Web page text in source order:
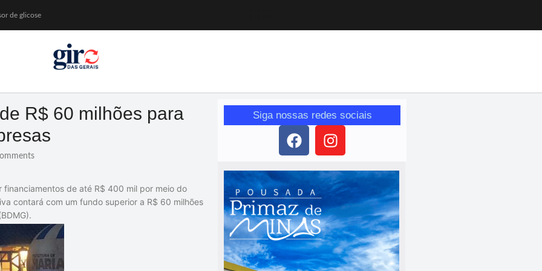
de glicose
Wikimedia Brasil
de Inverno
R$ 60 milhões para
de até R$ 400 mil por meio do
contará com um fundo superior a R$ 60 milhões
Siga nossas redes sociais